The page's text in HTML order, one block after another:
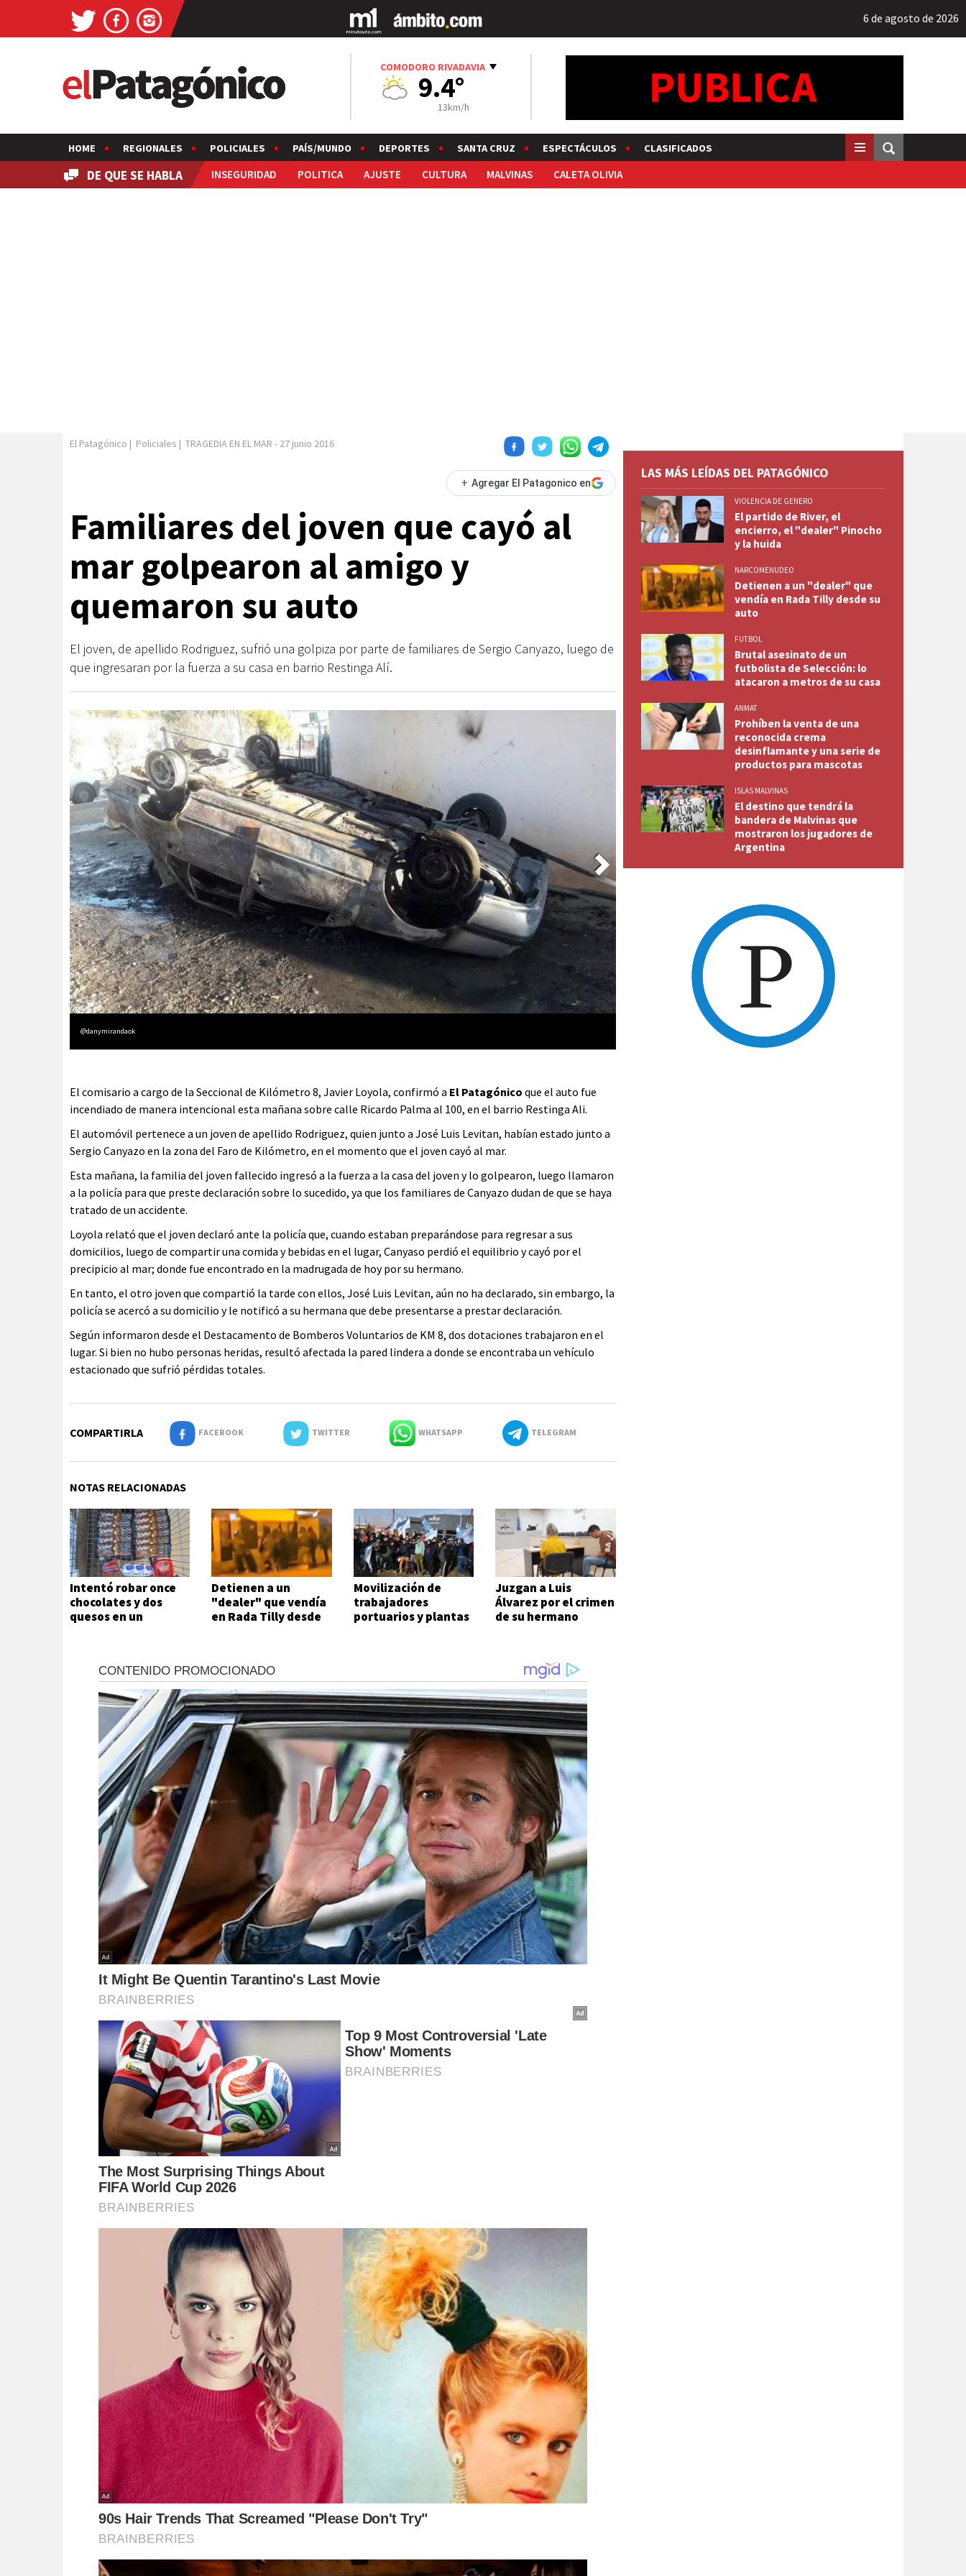
6 de agosto de 2026
COMODORO RIVADAVIA
9.4°
13km/h
HOME REGIONALES POLICIALES PAÍS/MUNDO DEPORTES SANTA CRUZ ESPECTÁCULOS CLASIFICADOS
DE QUE SE HABLA INSEGURIDAD POLITICA AJUSTE CULTURA MALVINAS CALETA OLIVIA
El Patagónico | Policiales | TRAGEDIA EN EL MAR - 27 junio 2016
+ Agregar El Patagonico en
Familiares del joven que cayó al
mar golpearon al amigo y
quemaron su auto
El joven, de apellido Rodriguez, sufrió una golpiza por parte de familiares de Sergio Canyazo, luego de
que ingresaran por la fuerza a su casa en barrio Restinga Alí.
@danymirandaok
El comisario a cargo de la Seccional de Kilómetro 8, Javier Loyola, confirmó a El Patagónico que el auto fue
incendiado de manera intencional esta mañana sobre calle Ricardo Palma al 100, en el barrio Restinga Ali.
El automóvil pertenece a un joven de apellido Rodriguez, quien junto a José Luis Levitan, habían estado junto a
Sergio Canyazo en la zona del Faro de Kilómetro, en el momento que el joven cayó al mar.
Esta mañana, la familia del joven fallecido ingresó a la fuerza a la casa del joven y lo golpearon, luego llamaron
a la policía para que preste declaración sobre lo sucedido, ya que los familiares de Canyazo dudan de que se haya
tratado de un accidente.
Loyola relató que el joven declaró ante la policía que, cuando estaban preparándose para regresar a sus
domicilios, luego de compartir una comida y bebidas en el lugar, Canyaso perdió el equilibrio y cayó por el
precipicio al mar; donde fue encontrado en la madrugada de hoy por su hermano.
En tanto, el otro joven que compartió la tarde con ellos, José Luis Levitan, aún no ha declarado, sin embargo, la
policía se acercó a su domicilio y le notificó a su hermana que debe presentarse a prestar declaración.
Según informaron desde el Destacamento de Bomberos Voluntarios de KM 8, dos dotaciones trabajaron en el
lugar. Si bien no hubo personas heridas, resultó afectada la pared lindera a donde se encontraba un vehículo
estacionado que sufrió pérdidas totales.
COMPARTIRLA FACEBOOK TWITTER WHATSAPP TELEGRAM
NOTAS RELACIONADAS
Intentó robar once
chocolates y dos
quesos en un
Detienen a un
"dealer" que vendía
en Rada Tilly desde
Movilización de
trabajadores
portuarios y plantas
Juzgan a Luis
Álvarez por el crimen
de su hermano
LAS MÁS LEÍDAS DEL PATAGÓNICO
VIOLENCIA DE GENERO
El partido de River, el
encierro, el "dealer" Pinocho
y la huida
NARCOMENUDEO
Detienen a un "dealer" que
vendía en Rada Tilly desde su
auto
FUTBOL
Brutal asesinato de un
futbolista de Selección: lo
atacaron a metros de su casa
ANMAT
Prohíben la venta de una
reconocida crema
desinflamante y una serie de
productos para mascotas
ISLAS MALVINAS
El destino que tendrá la
bandera de Malvinas que
mostraron los jugadores de
Argentina